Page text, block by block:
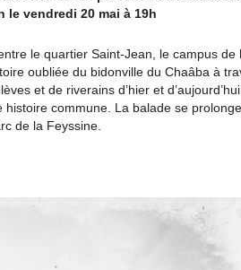
le vendredi 20 mai à 19h
le quartier Saint-Jean, le campus de
oubliée du bidonville du Chaâba à
et de riverains d’hier et
histoire commune. La balade se
de la Feyssine.